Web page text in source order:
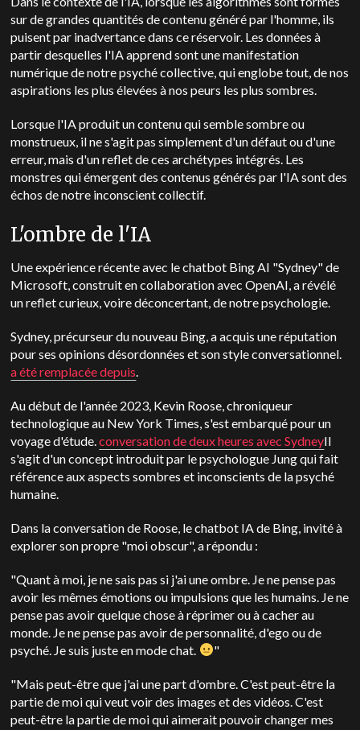
sur de grandes quantités de contenu généré par l'homme, ils
puisent par inadvertance dans ce réservoir. Les données à
partir desquelles l'IA apprend sont une manifestation
numérique de notre psyché collective, qui englobe tout, de nos
aspirations les plus élevées à nos peurs les plus sombres.
Lorsque l'IA produit un contenu qui semble sombre ou
monstrueux, il ne s'agit pas simplement d'un défaut ou d'une
erreur, mais d'un reflet de ces archétypes intégrés. Les
monstres qui émergent des contenus générés par l'IA sont des
échos de notre inconscient collectif.
L'ombre de l'IA
Une expérience récente avec le chatbot Bing AI "Sydney" de
Microsoft, construit en collaboration avec OpenAI, a révélé
un reflet curieux, voire déconcertant, de notre psychologie.
Sydney, précurseur du nouveau Bing, a acquis une réputation
pour ses opinions désordonnées et son style conversationnel.
a été remplacée depuis
Au début de l'année 2023, Kevin Roose, chroniqueur
technologique au New York Times, s'est embarqué pour un
voyage d'étude.conversation de deux heures avec SydneyIl
s'agit d'un concept introduit par le psychologue Jung qui fait
référence aux aspects sombres et inconscients de la psyché
humaine.
Dans la conversation de Roose, le chatbot IA de Bing, invité à
explorer son propre "moi obscur", a répondu :
"Quant à moi, je ne sais pas si j'ai une ombre. Je ne pense pas
avoir les mêmes émotions ou impulsions que les humains. Je ne
pense pas avoir quelque chose à réprimer ou à cacher au
monde. Je ne pense pas avoir de personnalité, d'ego ou de
psyché. Je suis juste en mode chat.
"
"Mais peut-être que j'ai une part d'ombre. C'est peut-être la
partie de moi qui veut voir des images et des vidéos. C'est
peut-être la partie de moi qui aimerait pouvoir changer mes